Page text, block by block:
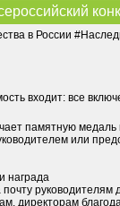
в России
входит: все
памятную
или
награда
руководителям
директорам